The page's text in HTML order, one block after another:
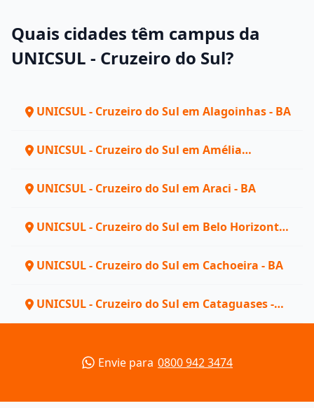
Quais cidades têm campus da
UNICSUL - Cruzeiro do Sul?
UNICSUL - Cruzeiro do Sul em Alagoinhas - BA
UNICSUL - Cruzeiro do Sul em Amélia
UNICSUL - Cruzeiro do Sul em Araci - BA
UNICSUL - Cruzeiro do Sul em Belo Horizonte -
UNICSUL - Cruzeiro do Sul em Cachoeira - BA
UNICSUL - Cruzeiro do Sul em Cataguases -
MG
Envie para 0800 942 3474